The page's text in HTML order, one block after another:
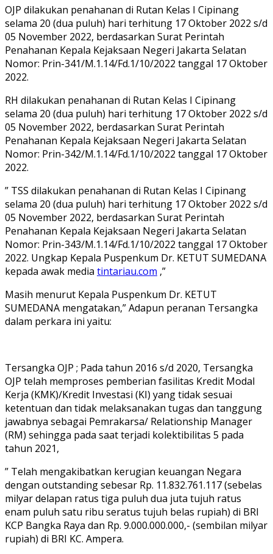
OJP dilakukan penahanan di Rutan Kelas I Cipinang
selama 20 (dua puluh) hari terhitung 17 Oktober 2022 s/d
05 November 2022, berdasarkan Surat Perintah
Penahanan Kepala Kejaksaan Negeri Jakarta Selatan
Nomor: Prin-341/M.1.14/Fd.1/10/2022 tanggal 17 Oktober
2022.
RH dilakukan penahanan di Rutan Kelas I Cipinang
selama 20 (dua puluh) hari terhitung 17 Oktober 2022 s/d
05 November 2022, berdasarkan Surat Perintah
Penahanan Kepala Kejaksaan Negeri Jakarta Selatan
Nomor: Prin-342/M.1.14/Fd.1/10/2022 tanggal 17 Oktober
2022.
” TSS dilakukan penahanan di Rutan Kelas I Cipinang
selama 20 (dua puluh) hari terhitung 17 Oktober 2022 s/d
05 November 2022, berdasarkan Surat Perintah
Penahanan Kepala Kejaksaan Negeri Jakarta Selatan
Nomor: Prin-343/M.1.14/Fd.1/10/2022 tanggal 17 Oktober
2022. Ungkap Kepala Puspenkum Dr. KETUT SUMEDANA
kepada awak media tintariau.com ,”
Masih menurut Kepala Puspenkum Dr. KETUT
SUMEDANA mengatakan,” Adapun peranan Tersangka
dalam perkara ini yaitu:
Tersangka OJP ; Pada tahun 2016 s/d 2020, Tersangka
OJP telah memproses pemberian fasilitas Kredit Modal
Kerja (KMK)/Kredit Investasi (KI) yang tidak sesuai
ketentuan dan tidak melaksanakan tugas dan tanggung
jawabnya sebagai Pemrakarsa/ Relationship Manager
(RM) sehingga pada saat terjadi kolektibilitas 5 pada
tahun 2021,
” Telah mengakibatkan kerugian keuangan Negara
dengan outstanding sebesar Rp. 11.832.761.117 (sebelas
milyar delapan ratus tiga puluh dua juta tujuh ratus
enam puluh satu ribu seratus tujuh belas rupiah) di BRI
KCP Bangka Raya dan Rp. 9.000.000.000,- (sembilan milyar
rupiah) di BRI KC. Ampera.